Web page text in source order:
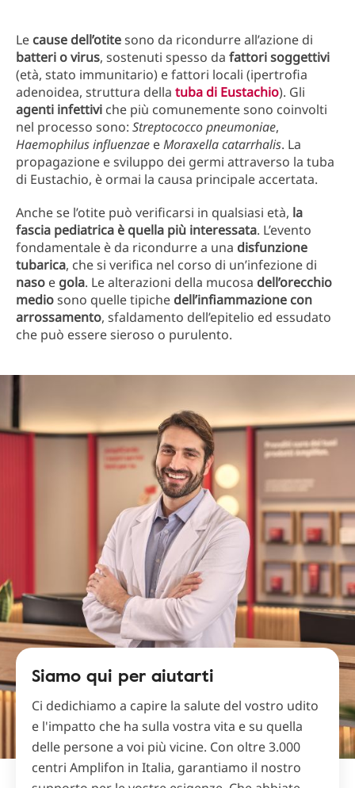
Le cause dell’otitesono da ricondurre all’azione di
batteri o virus, sostenuti spesso da fattorisoggettivi
(età, stato immunitario) e fattori locali (ipertrofia
adenoidea, struttura della tuba di Eustachio). Gli
agenti infettivi che più comunemente sono coinvolti
nel processo sono: Streptococco pneumoniae,
Haemophilus influenzae eMoraxella catarrhalis. La
propagazione e sviluppo dei germi attraverso la tuba
di Eustachio, è ormai la causa principale accertata.
Anche se l’otite può verificarsi in qualsiasi età, la
fascia pediatrica è quella più interessata. L’evento
fondamentale è da ricondurre a una disfunzione
tubarica, che si verifica nel corso di un’infezione di
naso e gola. Le alterazioni della mucosa dell’orecchio
mediosono quelle tipiche dell’infiammazione con
arrossamento, sfaldamento dell’epitelio ed essudato
che può essere sieroso o purulento.
Siamo qui per aiutarti
Ci dedichiamo a capire la salute del vostro udito
e l'impatto che ha sulla vostra vita e su quella
delle persone a voi più vicine. Con oltre 3.000
centri Amplifon in Italia, garantiamo il nostro